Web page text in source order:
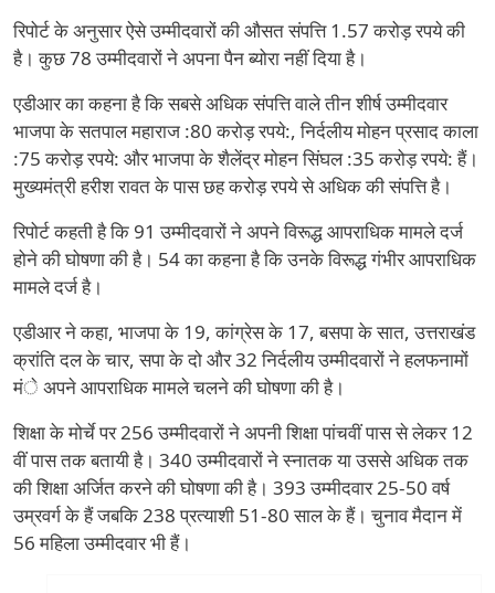
रिपोर्ट के अनुसार ऐसे उम्मीदवारों की औसत संपत्ति 1.57 करोड़ रपये की
है। कुछ 78 उम्मीदवारों ने अपना पैन ब्योरा नहीं दिया है।
एडीआर का कहना है कि सबसे अधिक संपत्ति वाले तीन शीर्ष उम्मीदवार
भाजपा के सतपाल महाराज :80 करोड़ रपये:, निर्दलीय मोहन प्रसाद काला
:75 करोड़ रपये: और भाजपा के शैलेंद्र मोहन सिंघल :35 करोड़ रपये: हैं।
मुख्यमंत्री हरीश रावत के पास छह करोड़ रपये से अधिक की संपत्ति है।
रिपोर्ट कहती है कि 91 उम्मीदवारों ने अपने विरूद्ध आपराधिक मामले दर्ज
होने की घोषणा की है। 54 का कहना है कि उनके विरूद्ध गंभीर आपराधिक
मामले दर्ज है।
एडीआर ने कहा, भाजपा के 19, कांग्रेस के 17, बसपा के सात, उत्तराखंड
क्रांति दल के चार, सपा के दो और 32 निर्दलीय उम्मीदवारों ने हलफनामों
मंे अपने आपराधिक मामले चलने की घोषणा की है।
शिक्षा के मोर्चे पर 256 उम्मीदवारों ने अपनी शिक्षा पांचवीं पास से लेकर 12
वीं पास तक बतायी है। 340 उम्मीदवारों ने स्नातक या उससे अधिक तक
की शिक्षा अर्जित करने की घोषणा की है। 393 उम्मीदवार 25-50 वर्ष
उम्रवर्ग के हैं जबकि 238 प्रत्याशी 51-80 साल के हैं। चुनाव मैदान में
56 महिला उम्मीदवार भी हैं।